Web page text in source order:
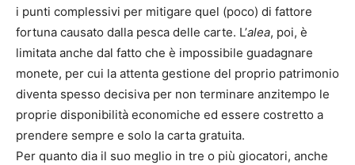
i punti complessivi per mitigare quel (poco) di fattore
fortuna causato dalla pesca delle carte. L’alea, poi, è
limitata anche dal fatto che è impossibile guadagnare
monete, per cui la attenta gestione del proprio patrimonio
diventa spesso decisiva per non terminare anzitempo le
proprie disponibilità economiche ed essere costretto a
prendere sempre e solo la carta gratuita.
Per quanto dia il suo meglio in tre o più giocatori, anche